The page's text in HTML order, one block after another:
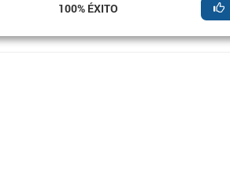
100% ÉXITO